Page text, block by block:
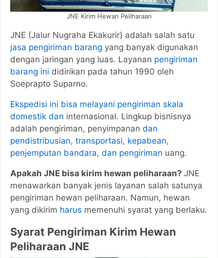
JNE Kirim Hewan Peliharaan
JNE (Jalur Nugraha Ekakurir) adalah salah satu
jasa pengiriman barang yang banyak digunakan
dengan jaringan yang luas. Layanan pengiriman
barang ini didirikan pada tahun 1990 oleh
Soeprapto Suparno.
Ekspedisi ini bisa melayani pengiriman skala
domestik dan internasional. Lingkup bisnisnya
adalah pengiriman, penyimpanan dan
pendistribusian, transportasi, kepabean,
penjemputan bandara, dan pengiriman uang.
Apakah JNE bisa kirim hewan peliharaan? JNE
menawarkan banyak jenis layanan salah satunya
pengiriman hewan peliharaan. Namun, hewan
yang dikirim harus memenuhi syarat yang berlaku.
Syarat Pengiriman Kirim Hewan
Peliharaan JNE